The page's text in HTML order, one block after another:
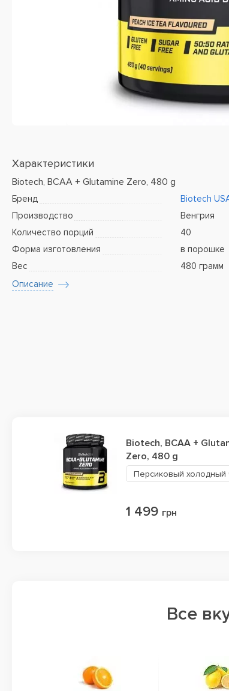
Характеристики
Biotech, BCAA + Glutamine Zero, 480 g
Бренд
Biotech
Производство
Венгрия
Количество порций
40
Форма изготовления
в порошке
Вес
480 грамм
Описание
Biotech, BCAA +
Zero, 480 g
1 499 грн
Все